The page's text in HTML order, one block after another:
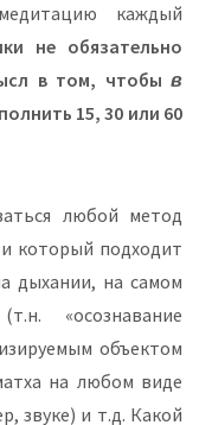
каждый
не обязательно
в том, чтобы в
15, 30 или 60
любой метод
который подходит
дыхании, на самом
«осознавание
объектом
на любом виде
звуке) и т.д. Какой